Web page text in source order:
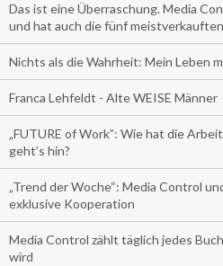
Das ist eine Überraschung. Media
und hat auch die fünf
Nichts als die Wahrheit: Mein Leben
Franca Lehfeldt - Alte WEISE Männer
„FUTURE of Work”: Wie hat die
geht’s hin?
„Trend der Woche“: Media Control
exklusive Kooperation
Media Control zählt täglich jedes
wird